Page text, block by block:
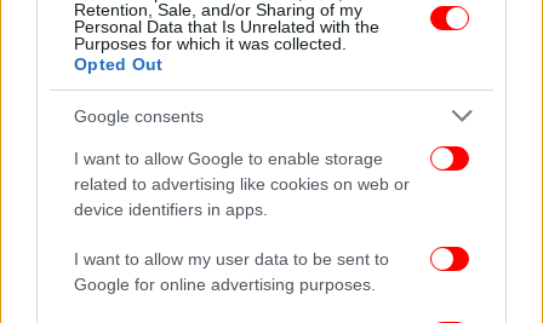
Retention, Sale, and/or Sharing of my
Personal Data that Is Unrelated with the
Purposes for which it was collected.
Opted Out
Google consents
I want to allow Google to enable storage
related to advertising like cookies on web or
device identifiers in apps.
I want to allow my user data to be sent to
Google for online advertising purposes.
ΑΠΕ-ΜΠΕ
ΟΛΕΣ ΟΙ ΕΙΔΗΣΕΙΣ
Βίντεο-σοκ από το σπίτι της δολοφονίας στη Σαλαμίνα
Δίωξη και για απόπειρα ανθρωποκτονίας στον τράπερ
και τους άλλους 2 -Πυροβόλησαν κατά αστυνομικών στο